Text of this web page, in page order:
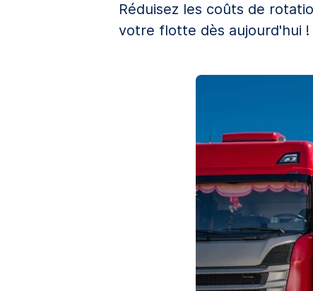
Réduisez les coûts de
votre flotte dès aujourd'hui !